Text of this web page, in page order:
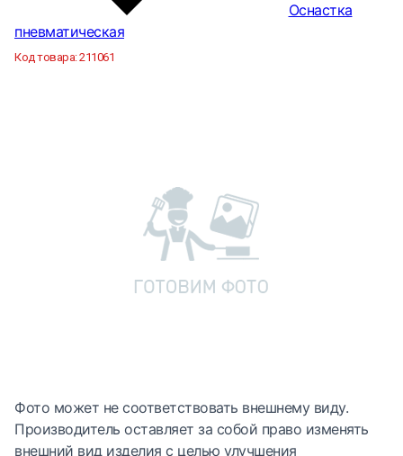
Оснастка
пневматическая
Код товара:211061
Фото может не соответствовать внешнему виду.
Производитель оставляет за собой право изменять
внешний вид изделия с целью улучшения